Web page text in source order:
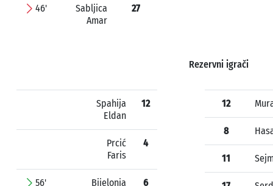
46'
Sabljica
Amar
27
Rezervni igrači
Spahija
Eldan
12
Prcić
Faris
4
56'
Bijelonja
6
12
8
11